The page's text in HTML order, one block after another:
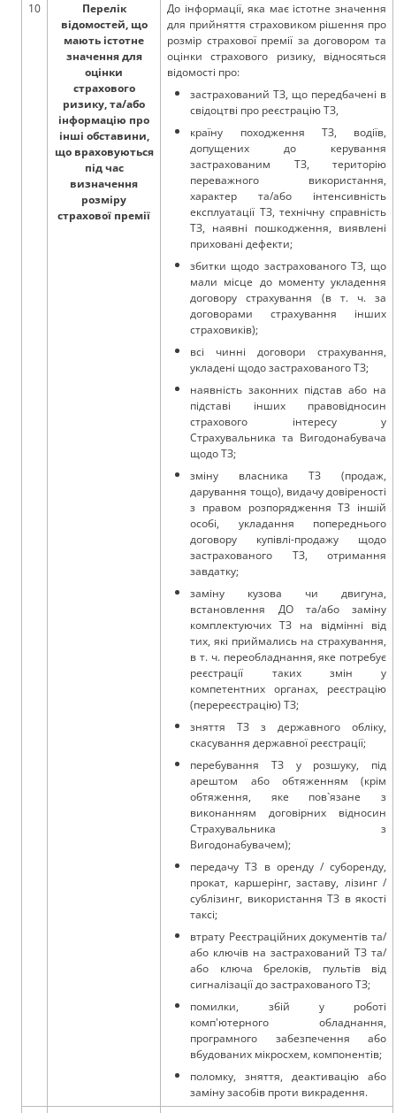
10
Перелік
відомостей, що
мають істотне
значення для
оцінки
страхового
ризику, та/або
інформацію про
інші обставини,
що враховуються
під час
визначення
розміру
страхової премії
До інформації, яка має істотне значення
для прийняття страховиком рішення про
розмір страхової премії за договором та
оцінки страхового ризику, відносяться
відомості про:
застрахований ТЗ, що передбачені в
свідоцтві про реєстрацію ТЗ,
країну походження ТЗ, водіїв,
допущених до керування
застрахованим ТЗ, територію
переважного використання,
характер та/або інтенсивність
експлуатації ТЗ, технічну справність
ТЗ, наявні пошкодження, виявлені
приховані дефекти;
збитки щодо застрахованого ТЗ, що
мали місце до моменту укладення
договору страхування (в т. ч. за
договорами страхування інших
cтраховиків);
всі чинні договори страхування,
укладені щодо застрахованого ТЗ;
наявність законних підстав або на
підставі інших правовідносин
страхового інтересу у
Страхувальника та Вигодонабувача
щодо ТЗ;
зміну власника ТЗ (продаж,
дарування тощо), видачу довіреності
з правом розпорядження ТЗ іншій
особі, укладання попереднього
договору купівлі-продажу щодо
застрахованого ТЗ, отримання
завдатку;
заміну кузова чи двигуна,
встановлення ДО та/або заміну
комплектуючих ТЗ на відмінні від
тих, які приймались на страхування,
в т. ч. переобладнання, яке потребує
реєстрації таких змін у
компетентних органах, реєстрацію
(перереєстрацію) ТЗ;
зняття ТЗ з державного обліку,
скасування державної реєстрації;
перебування ТЗ у розшуку, під
арештом або обтяженням (крім
обтяження, яке пов`язане з
виконанням договірних відносин
Страхувальника з
Вигодонабувачем);
передачу ТЗ в оренду / суборенду,
прокат, каршерінг, заставу, лізинг /
сублізинг, використання ТЗ в якості
таксі;
втрату Реєстраційних документів та/
або ключів на застрахований ТЗ та/
або ключа брелоків, пультів від
сигналізації до застрахованого ТЗ;
помилки, збій у роботі
комп'ютерного обладнання,
програмного забезпечення або
вбудованих мікросхем, компонентів;
поломку, зняття, деактивацію або
заміну засобів проти викрадення.